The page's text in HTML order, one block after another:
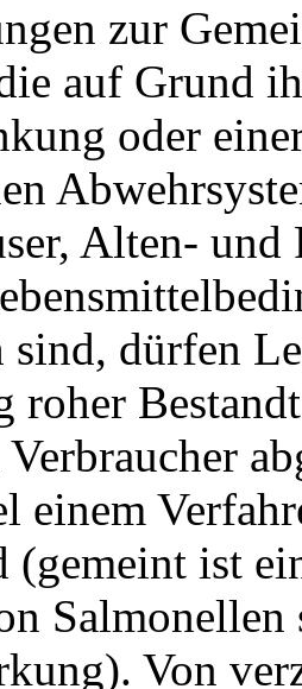
zur
auf Grund
oder
Alten-
dürfen
roher
einem
(gemeint ist
Salmonellen
Von